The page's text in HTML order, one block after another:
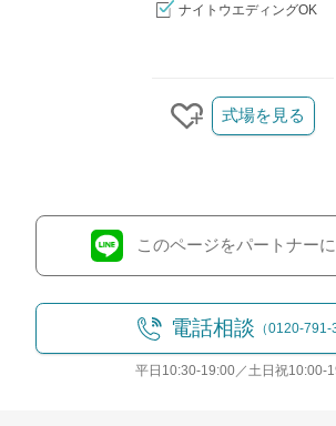
ナイトウエディングOK
クリップする
式場を見る
このページをパートナー
電話相談 （0120-791-
平日10:30-19:00／土日祝10:00-